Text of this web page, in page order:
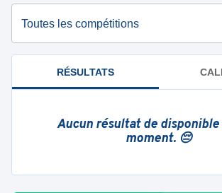
Toutes les compétitions
RÉSULTATS
Aucun résultat de
moment. 😔